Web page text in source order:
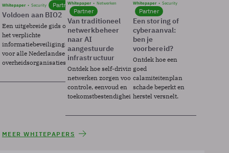
Whitepaper Security Partner
Voldoen aan BIO2
Een uitgebreide gids over BIO2,
het verplichte
informatiebeveiligingsframework
voor alle Nederlandse
overheidsorganisaties.
Whitepaper Netwerken
Partner
Van traditioneel
netwerkbeheer
naar AI
aangestuurde
infrastructuur
Ontdek hoe self-driving
netwerken zorgen voor
controle, eenvoud en
toekomstbestendigheid.
Whitepaper Security
Partner
Een storing of
cyberaanval:
ben je
voorbereid?
Ontdek hoe een
goed
calamiteitenplan
schade beperkt en
herstel versnelt.
MEER WHITEPAPERS